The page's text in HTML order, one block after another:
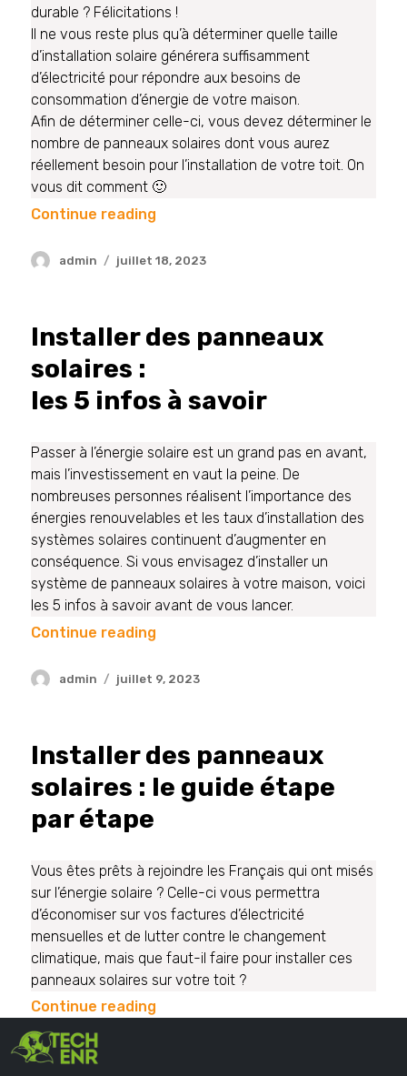
durable ? Félicitations !
Il ne vous reste plus qu’à déterminer quelle taille
d’installation solaire générera suffisamment
d’électricité pour répondre aux besoins de
consommation d’énergie de votre maison.
Afin de déterminer celle-ci, vous devez déterminer le
nombre de panneaux solaires dont vous aurez
réellement besoin pour l’installation de votre toit. On
vous dit comment 🙂
Continue reading
admin juillet 18, 2023
Installer des panneaux
solaires :
les 5 infos à savoir
Passer à l’énergie solaire est un grand pas en avant,
mais l’investissement en vaut la peine. De
nombreuses personnes réalisent l’importance des
énergies renouvelables et les taux d’installation des
systèmes solaires continuent d’augmenter en
conséquence. Si vous envisagez d’installer un
système de panneaux solaires à votre maison, voici
les 5 infos à savoir avant de vous lancer.
Continue reading
admin juillet 9, 2023
Installer des panneaux
solaires : le guide étape
par étape
Vous êtes prêts à rejoindre les Français qui ont misés
sur l’énergie solaire ? Celle-ci vous permettra
d’économiser sur vos factures d’électricité
mensuelles et de lutter contre le changement
climatique, mais que faut-il faire pour installer ces
panneaux solaires sur votre toit ?
Continue reading
admin